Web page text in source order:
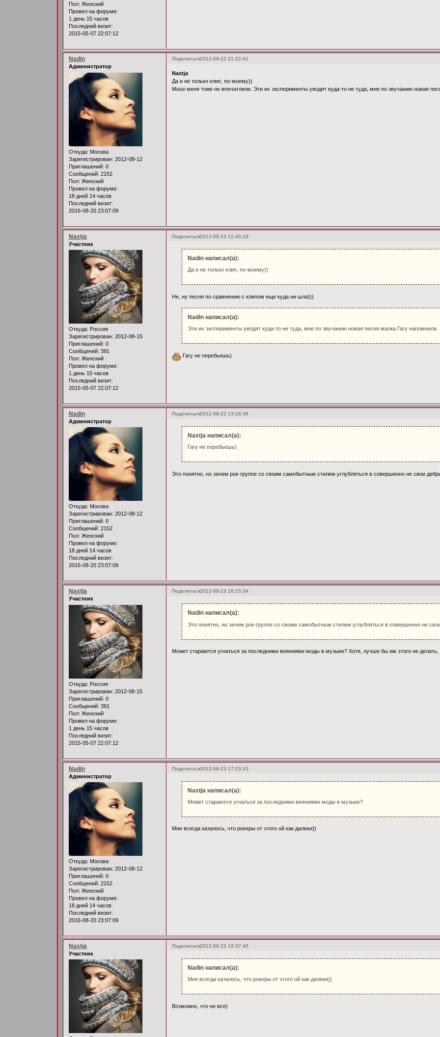
Пол: Женский
Провел на форуме:
1 день 15 часов
Последний визит:
2015-05-07 22:07:12
Поделиться2012-08-22 21:22:41
Nadin
Администратор
Откуда: Москва
Зарегистрирован: 2012-08-12
Приглашений: 0
Сообщений: 2152
Пол: Женский
Провел на форуме:
18 дней 14 часов
Последний визит:
2016-08-20 23:07:09
Nastja
Да и не только клип, по-моему))
Muse меня тоже не впечатлили. Эти их эксперименты уводят куда-то не туда, мне по звучанию новая
Поделиться2012-08-23 12:40:18
Nastja
Участник
Откуда: Россия
Зарегистрирован: 2012-08-15
Приглашений: 0
Сообщений: 391
Пол: Женский
Провел на форуме:
1 день 15 часов
Последний визит:
2015-05-07 22:07:12
Nadin написал(а):
Да и не только клип, по-моему))
Не, ну песня по сравнению с клипом еще куда ни шла)))
Nadin написал(а):
Эти их эксперименты уводят куда-то не туда, мне по звучанию новая песня малка Гагу напомнила
Гагу не перебьешь)
Поделиться2012-08-23 13:16:39
Nadin
Администратор
Откуда: Москва
Зарегистрирован: 2012-08-12
Приглашений: 0
Сообщений: 2152
Пол: Женский
Провел на форуме:
18 дней 14 часов
Последний визит:
2016-08-20 23:07:09
Nastja написал(а):
Гагу не перебьешь)
Это понятно, но зачем рок-группе со своим самобытным стилем углубляться в совершенно не свои
Поделиться2012-08-23 16:15:34
Nastja
Участник
Откуда: Россия
Зарегистрирован: 2012-08-15
Приглашений: 0
Сообщений: 391
Пол: Женский
Провел на форуме:
1 день 15 часов
Последний визит:
2015-05-07 22:07:12
Nadin написал(а):
Это понятно, но зачем рок-группе со своим самобытным стилем углубляться в совершенно не
Может стараются угнаться за последними веяниями моды в музыке? Хотя, лучше бы им этого не делать,
Поделиться2012-08-23 17:23:10
Nadin
Администратор
Откуда: Москва
Зарегистрирован: 2012-08-12
Приглашений: 0
Сообщений: 2152
Пол: Женский
Провел на форуме:
18 дней 14 часов
Последний визит:
2016-08-20 23:07:09
Nastja написал(а):
Может стараются угнаться за последними веяниями моды в музыке?
Мне всегда казалось, что рокеры от этого ой как далеки))
Поделиться2012-08-23 19:37:40
Nastja
Участник
Nadin написал(а):
Мне всегда казалось, что рокеры от этого ой как далеки))
Возможно, что не все)